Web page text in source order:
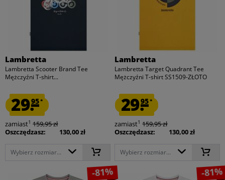
Lambretta
Lambretta Scooter Brand Tee
Mężczyźni T-shirt...
29.95*
zamiast1 159,95 zł
Oszczędzasz:
130,00 zł
Wybierz rozmiar...
Lambretta
Lambretta Target Quadrant Tee
Mężczyźni T-shirt SS1509-ZŁOTO
29.95*
zamiast1 159,95 zł
Oszczędzasz:
130,00 zł
Wybierz rozmiar...
-81% -81%